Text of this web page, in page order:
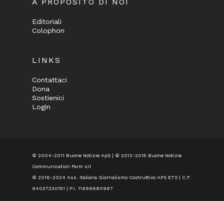
Editoriali
Colophon
LINKS
Contattaci
Dona
Sostienici
Login
© 2004-2011 Buone Notizie ApS | © 2012-2015 Buone Notizie
Communication Farm srl
© 2016-2024 Ass. Italiana Giornalismo Costruttivo APS ETS | C.F.
94037230151 | P.I. 11999680967